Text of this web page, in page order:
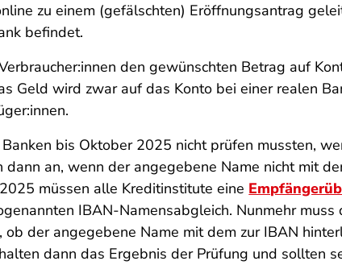
zu einem (gefälschten) Eröffnungsantrag
befindet.
den gewünschten Betrag auf
Geld wird zwar auf das Konto bei einer realen
bis Oktober 2025 nicht prüfen mussten,
dann an, wenn der angegebene Name nicht mit
müssen alle Kreditinstitute eine
IBAN-Namensabgleich. Nunmehr
der angegebene Name mit dem zur IBAN
dann das Ergebnis der Prüfung und sollten